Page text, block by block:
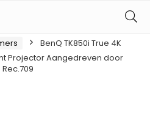
BenQ TK850i True 4K
Projector Aangedreven door